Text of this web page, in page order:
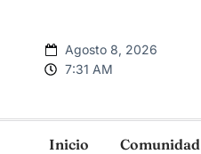
Agosto 8, 2026
7:31 AM
Inicio Comunidad